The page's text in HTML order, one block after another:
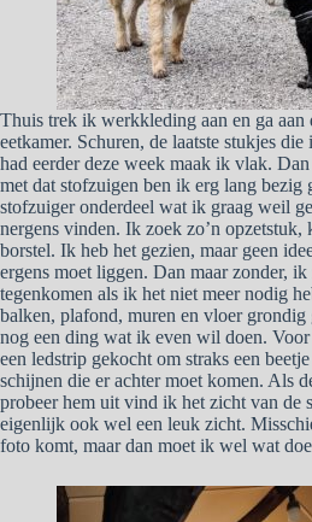
Thuis trek ik werkkleding aan en ga aan
eetkamer. Schuren, de laatste stukjes
had eerder deze week maak ik vlak.
met dat stofzuigen ben ik erg lang bezig
stofzuiger onderdeel wat ik graag weil
nergens vinden. Ik zoek zo’n opzetstuk,
borstel. Ik heb het gezien, maar geen
ergens moet liggen. Dan maar zonder,
tegenkomen als ik het niet meer nodig
balken, plafond, muren en vloer grondig
nog een ding wat ik even wil doen.
een ledstrip gekocht om straks een
schijnen die er achter moet komen. Als
probeer hem uit vind ik het zicht van de
eigenlijk ook wel een leuk zicht.
foto komt, maar dan moet ik wel wat